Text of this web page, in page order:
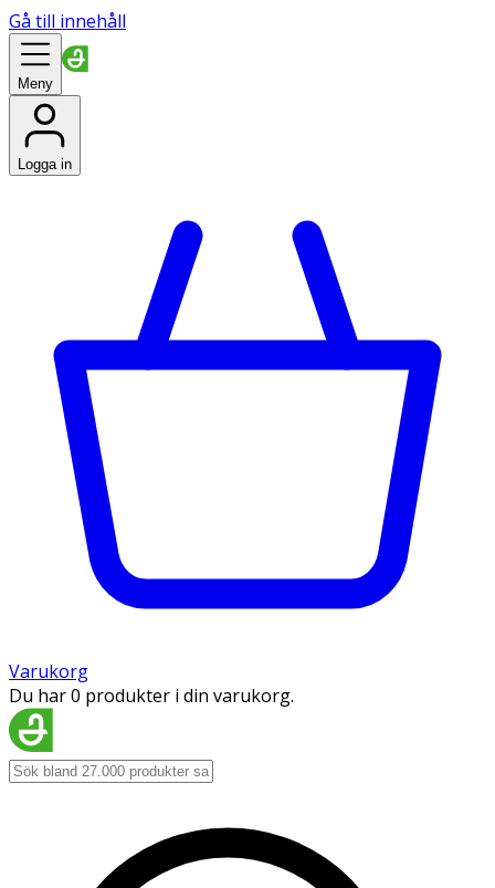
Gå till innehåll
Meny
Logga in
Varukorg
Du har 0 produkter i din varukorg.